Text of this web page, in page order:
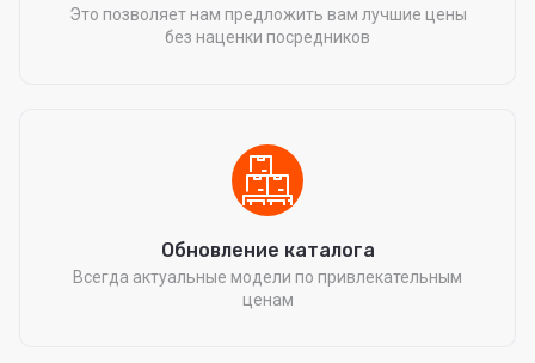
Это позволяет нам предложить вам лучшие цены
без наценки посредников
Обновление каталога
Всегда актуальные модели по привлекательным
ценам